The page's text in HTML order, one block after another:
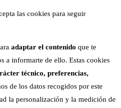
las cookies para seguir
adaptar el contenido que te
a informarte de ello. Estas cookies
técnico, preferencias,
de los datos recogidos por este
la personalización y la medición de